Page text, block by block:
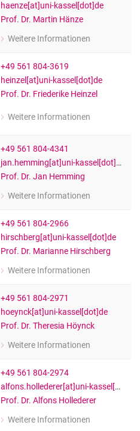
haenze[at]uni-kassel[dot]de
Prof. Dr. Martin Hänze
Weitere Informationen
zu Prof. Dr. Martin Hänze
+49 561 804-3619
heinzel[at]uni-kassel[dot]de
Prof. Dr. Friederike Heinzel
Weitere Informationen
zu Prof. Dr. Friederike Heinzel
+49 561 804-4341
jan.hemming[at]uni-kassel[dot]de
Prof. Dr. Jan Hemming
Weitere Informationen
zu Prof. Dr. Jan Hemming
+49 561 804-2966
hirschberg[at]uni-kassel[dot]de
Prof. Dr. Marianne Hirschberg
Weitere Informationen
zu Prof. Dr. Marianne Hirschberg
+49 561 804-2971
hoeynck[at]uni-kassel[dot]de
Prof. Dr. Theresia Höynck
Weitere Informationen
zu Prof. Dr. Theresia Höynck
+49 561 804-2974
alfons.hollederer[at]uni-kassel[dot]de
Prof. Dr. Alfons Hollederer
Weitere Informationen
zu Prof. Dr. Alfons Hollederer